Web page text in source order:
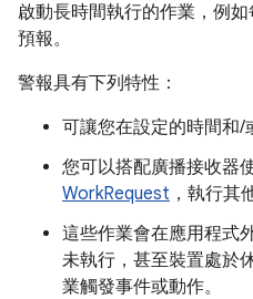
啟動長時間執行的作業，例
預報。
警報具有下列特性：
可讓您在設定的時間和/
您可以搭配廣播接收器
WorkRequest ，執行其
這些作業會在應用程式
未執行，甚至裝置處於
業觸發事件或動作。